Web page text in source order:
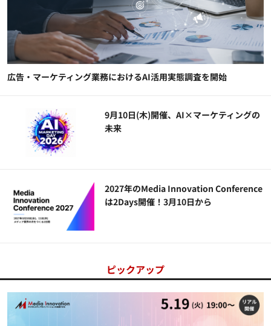
広告・マーケティング業務におけるAI活用実態調査を開始
9月10日(木)開催、AI×マーケティングの
未来
2027年のMedia Innovation Conference
は2Days開催！3月10日から
ピックアップ